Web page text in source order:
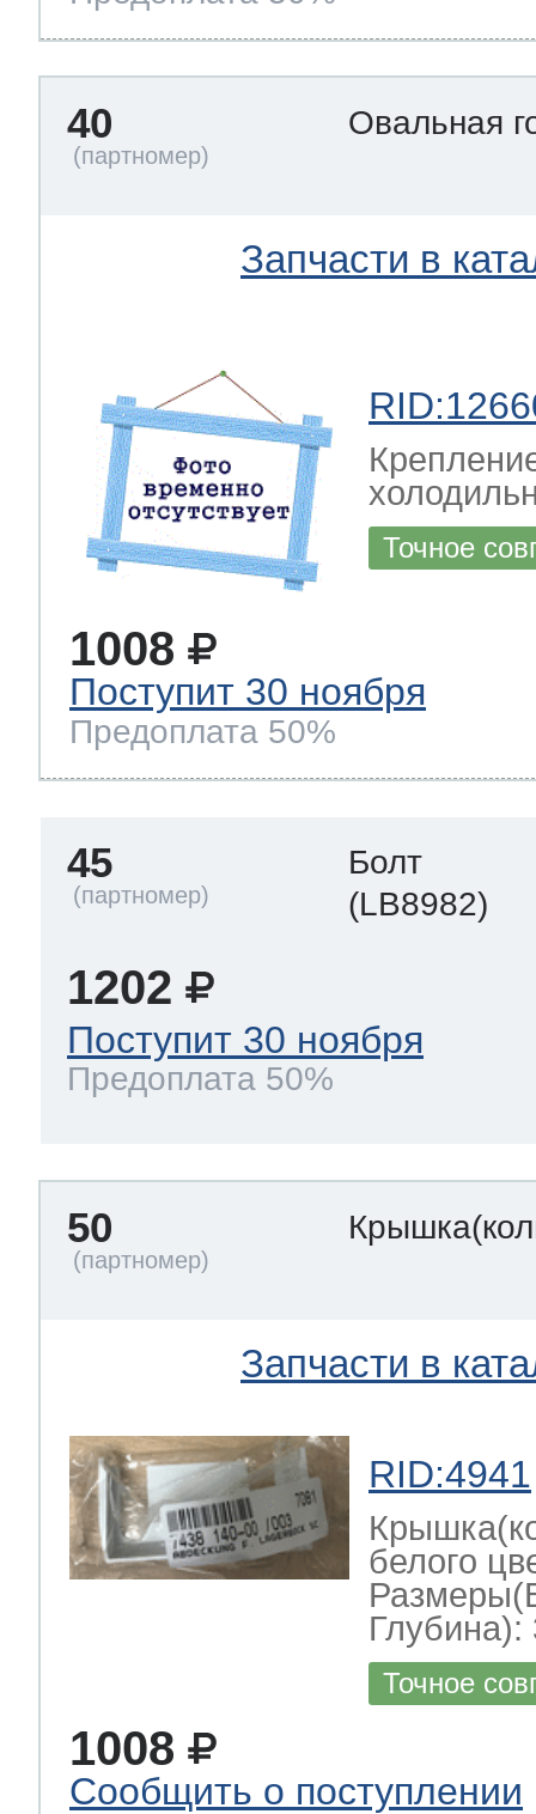
40 Овальная
Запчасти в
Точное
1008
Поступит 30 ноября
Предоплата 50%
45
Болт
(LB8982)
1202
Поступит 30 ноября
Предоплата 50%
50
Запчасти в
RID:4941
белого
Глубина):
Точное
1008
Сообщить о поступлении